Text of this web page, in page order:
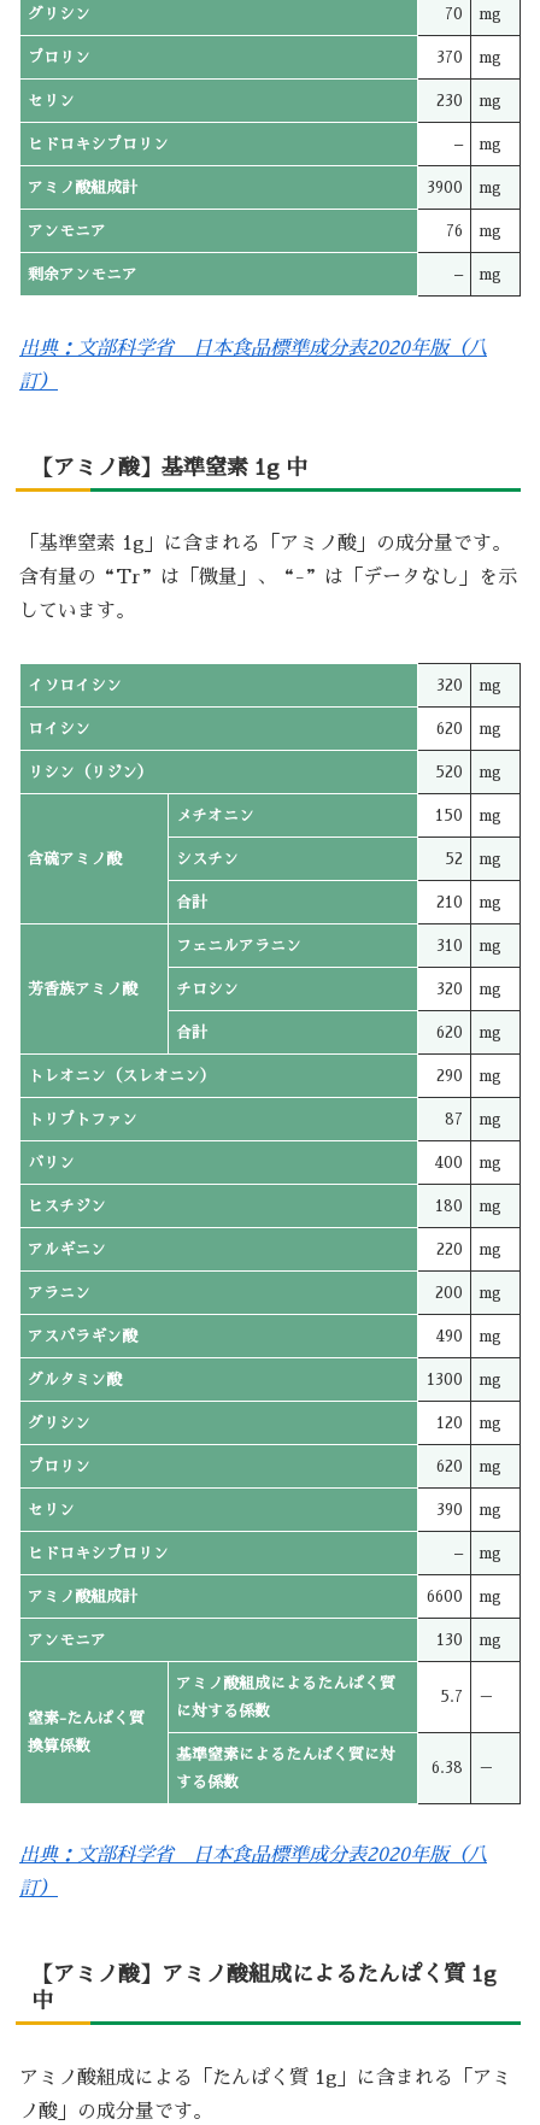
グリシン 70 mg
プロリン 370 mg
セリン 230 mg
ヒドロキシプロリン – mg
アミノ酸組成計 3900 mg
アンモニア 76 mg
剰余アンモニア – mg
出典：文部科学省 日本食品標準成分表2020年版（八
訂）
【アミノ酸】基準窒素 1g 中
「基準窒素 1g」に含まれる「アミノ酸」の成分量です。
含有量の“Tr”は「微量」、“-”は「データなし」を示
しています。
イソロイシン 320 mg
ロイシン 620 mg
リシン（リジン） 520 mg
含硫アミノ酸
メチオニン 150 mg
シスチン 52 mg
合計 210 mg
芳香族アミノ酸
フェニルアラニン 310 mg
チロシン 320 mg
合計 620 mg
トレオニン（スレオニン） 290 mg
トリプトファン 87 mg
バリン 400 mg
ヒスチジン 180 mg
アルギニン 220 mg
アラニン 200 mg
アスパラギン酸 490 mg
グルタミン酸 1300 mg
グリシン 120 mg
プロリン 620 mg
セリン 390 mg
ヒドロキシプロリン – mg
アミノ酸組成計 6600 mg
アンモニア 130 mg
窒素-たんぱく質
換算係数
アミノ酸組成によるたんぱく質
に対する係数
5.7 －
基準窒素によるたんぱく質に対
する係数
6.38 －
出典：文部科学省 日本食品標準成分表2020年版（八
訂）
【アミノ酸】アミノ酸組成によるたんぱく質 1g
中
アミノ酸組成による「たんぱく質 1g」に含まれる「アミ
ノ酸」の成分量です。